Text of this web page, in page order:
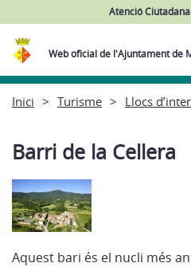
Atenció
Web oficial de l'Ajuntament de
Inici Turisme Llocs
Barri de la Cellera
Aquest bari és el nucli més